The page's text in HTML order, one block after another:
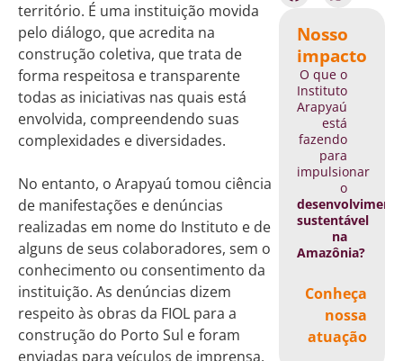
Nosso
impacto
O que o
Instituto
Arapyaú
está
fazendo
para
impulsionar
o
sustentável
na
Amazônia?
Conheça
nossa
atuação
território. É uma instituição movida
pelo diálogo, que acredita na
construção coletiva, que trata de
forma respeitosa e transparente
todas as iniciativas nas quais está
envolvida, compreendendo suas
complexidades e diversidades.
No entanto, o Arapyaú tomou ciência
de manifestações e denúncias
realizadas em nome do Instituto e de
alguns de seus colaboradores, sem o
conhecimento ou consentimento da
instituição. As denúncias dizem
respeito às obras da FIOL para a
construção do Porto Sul e foram
enviadas para veículos de imprensa,